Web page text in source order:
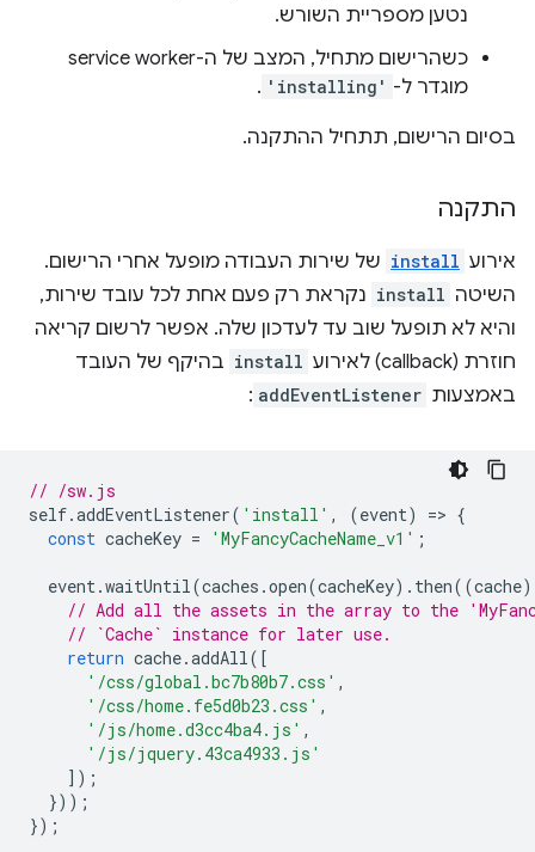
נטען מספריית השורש.
כשהרישום מתחיל, המצב של ה-service worker
מוגדר ל- 'installing'
.
בסיום הרישום, תתחיל ההתקנה.
התקנה
אירוע install של שירות העבודה מופעל אחרי הרישום.
השיטה install נקראת רק פעם אחת לכל עובד שירות,
והיא לא תופעל שוב עד לעדכון שלה. אפשר לרשום קריאה
חוזרת (callback) לאירוע
install בהיקף של העובד
באמצעות addEventListener
:
// /sw.js
self.addEventListener( 'install' , (event) => {
const cacheKey = 'MyFancyCacheName_v1' ;
event.waitUntil(caches .open(cacheKey). then((cache)
// Add all the assets in the array to the
// `Cache` instance for later use.
return cache.addAll([
'/css/global.bc7b80b7.css' ,
'/css/home.fe5d0b23.css' ,
'/js/home.d3cc4ba4.js' ,
'/js/jquery.43ca4933.js'
]);
}));
});